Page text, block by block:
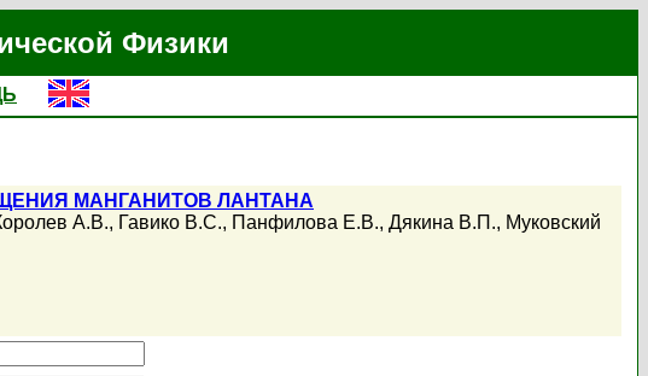
Физики
МАНГАНИТОВ ЛАНТАНА
А.В., Гавико В.С., Панфилова Е.В., Дякина В.П., Муковский